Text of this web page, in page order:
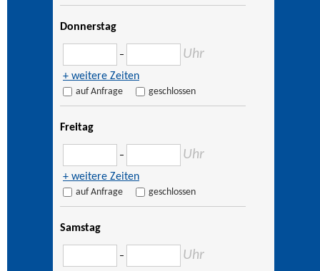
Donnerstag
– Uhr
+ weitere Zeiten
auf Anfrage geschlossen
Freitag
– Uhr
+ weitere Zeiten
auf Anfrage geschlossen
Samstag
– Uhr